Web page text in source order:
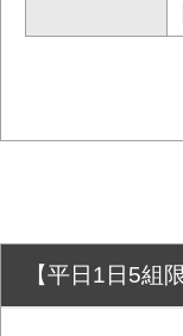
【平日1日5組